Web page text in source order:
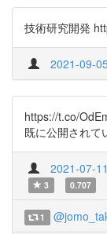
技術研究開発
2021-09-
https://t.co/
既に公開されて
2021-07-
3
0.707
1